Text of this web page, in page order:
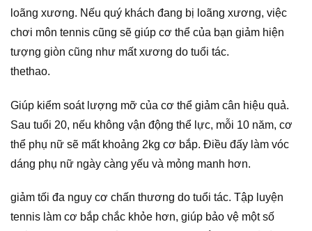
loãng xương. Nếu quý khách đang bị loãng xương, việc
chơi môn tennis cũng sẽ giúp cơ thể của bạn giảm hiện
tượng giòn cũng như mất xương do tuổi tác.
thethao.
Giúp kiểm soát lượng mỡ của cơ thể giảm cân hiệu quả.
Sau tuổi 20, nếu không vận động thể lực, mỗi 10 năm, cơ
thể phụ nữ sẽ mất khoảng 2kg cơ bắp. Điều đấy làm vóc
dáng phụ nữ ngày càng yếu và mỏng manh hơn.
giảm tối đa nguy cơ chấn thương do tuổi tác. Tập luyện
tennis làm cơ bắp chắc khỏe hơn, giúp bảo vệ một số